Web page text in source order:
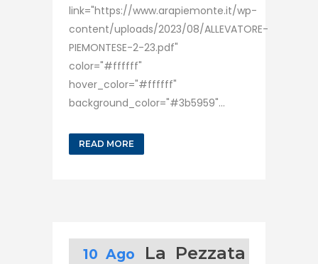
link="https://www.arapiemonte.it/wp-
content/uploads/2023/08/ALLEVATORE-
PIEMONTESE-2-23.pdf"
color="#ffffff"
hover_color="#ffffff"
background_color="#3b5959"...
READ MORE
10 Ago
La Pezzata